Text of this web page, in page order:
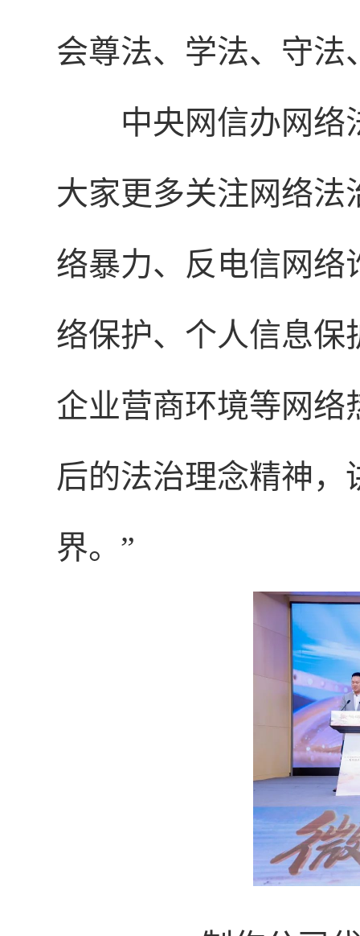
会尊法、学法、守
中央网信办网络
大家更多关注网络
络暴力、反电信网络
络保护、个人信息保
企业营商环境等网络
后的法治理念精神
界。”